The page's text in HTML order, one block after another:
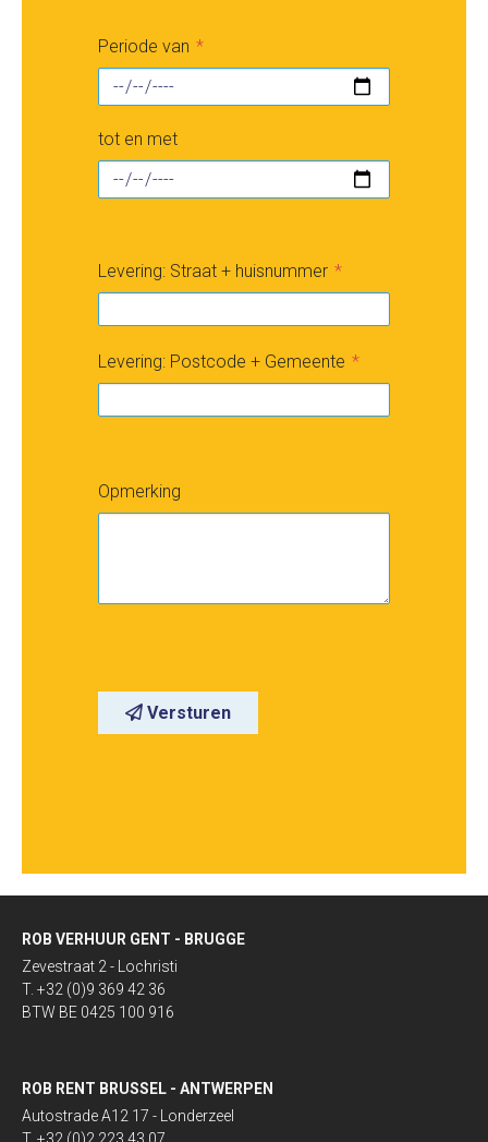
Periode van
tot en met
Levering: Straat + huisnummer
Levering: Postcode + Gemeente
Opmerking
Versturen
ROB VERHUUR GENT - BRUGGE
Zevestraat 2 - Lochristi
T. +32 (0)9 369 42 36
BTW BE 0425 100 916
ROB RENT BRUSSEL - ANTWERPEN
Autostrade A12 17 - Londerzeel